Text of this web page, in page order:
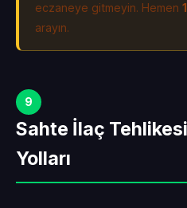
eczaneye gitmeyin. Hemen
arayın.
9
Sahte İlaç
Yolları